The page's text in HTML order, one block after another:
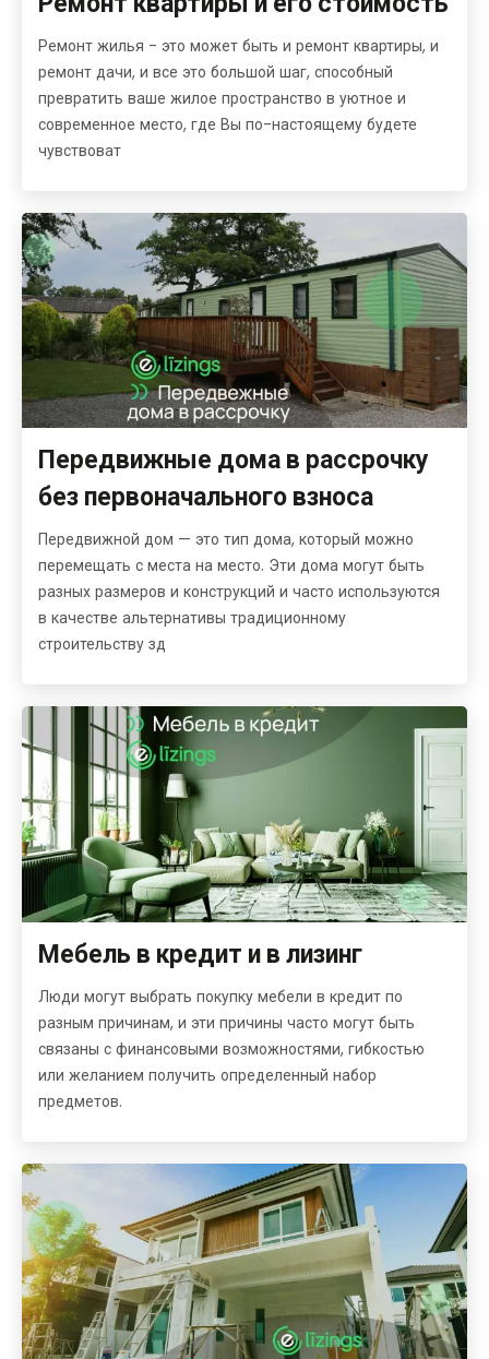
Ремонт жилья - это может быть и ремонт квартиры, и
ремонт дачи, и все это большой шаг, способный
превратить ваше жилое пространство в уютное и
современное место, где Вы по-настоящему будете
чувствоват
Передвижные дома в рассрочку
без первоначального взноса
Передвижной дом — это тип дома, который можно
перемещать с места на место. Эти дома могут быть
разных размеров и конструкций и часто используются
в качестве альтернативы традиционному
строительству зд
Мебель в кредит и в лизинг
Люди могут выбрать покупку мебели в кредит по
разным причинам, и эти причины часто могут быть
связаны с финансовыми возможностями, гибкостью
или желанием получить определенный набор
предметов.